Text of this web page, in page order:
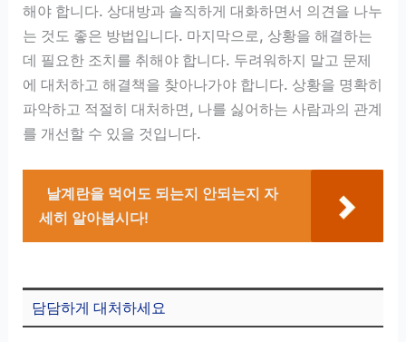
해야 합니다. 상대방과 솔직하게 대화하면서 의견을 나누
는 것도 좋은 방법입니다. 마지막으로, 상황을 해결하는
데 필요한 조치를 취해야 합니다. 두려워하지 말고 문제
에 대처하고 해결책을 찾아나가야 합니다. 상황을 명확히
파악하고 적절히 대처하면, 나를 싫어하는 사람과의 관계
를 개선할 수 있을 것입니다.
날계란을 먹어도 되는지 안되는지 자
세히 알아봅시다!
담담하게 대처하세요